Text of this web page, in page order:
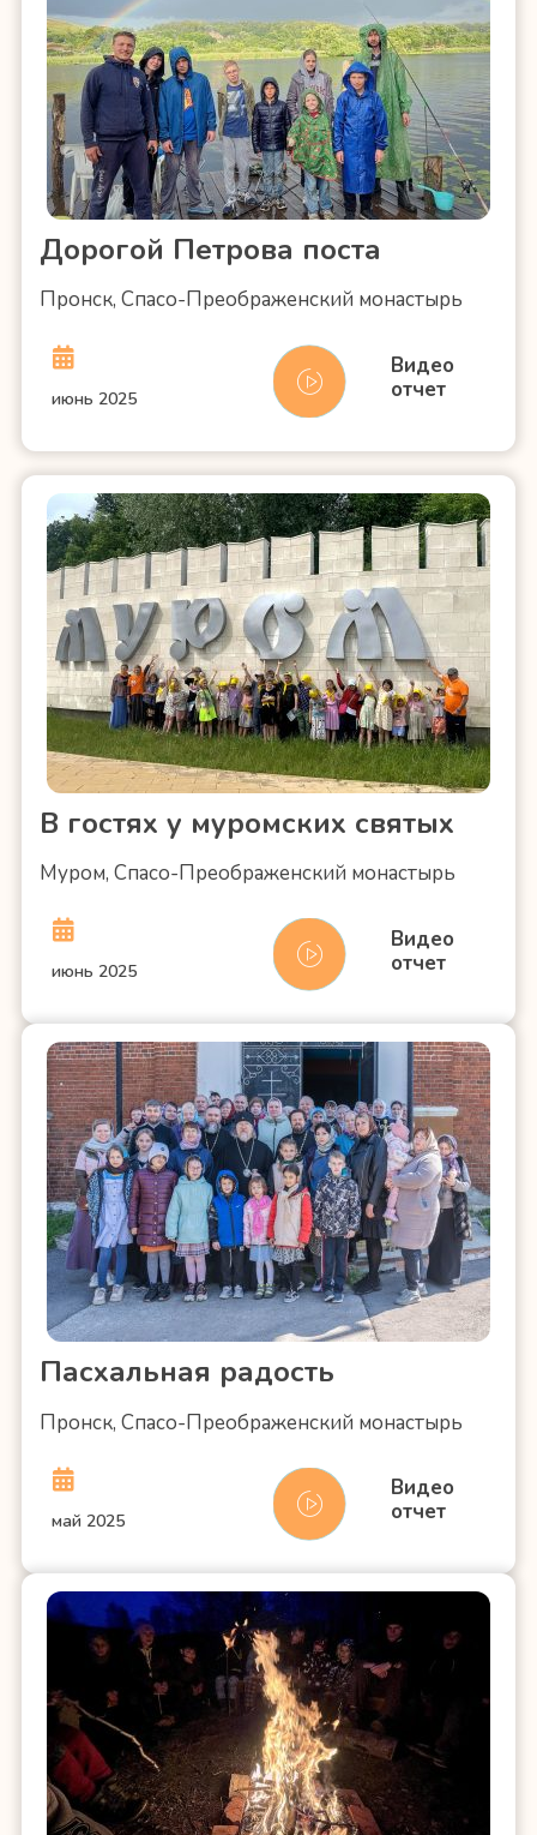
Дорогой Петрова поста
Пронск, Спасо-Преображенский монастырь
июнь 2025
Видео
отчет
В гостях у муромских святых
Муром, Спасо-Преображенский монастырь
июнь 2025
Видео
отчет
Пасхальная радость
Пронск, Спасо-Преображенский монастырь
май 2025
Видео
отчет